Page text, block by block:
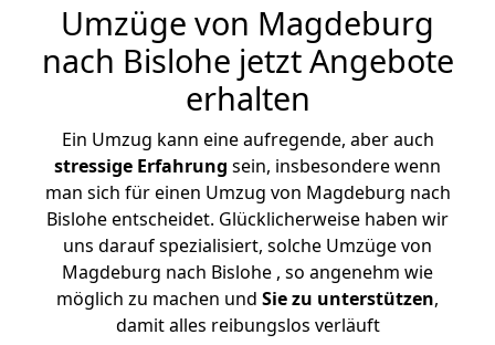
Umzüge von Magdeburg
nach Bislohe jetzt Angebote
erhalten
Ein Umzug kann eine aufregende, aber auch
stressige Erfahrung sein, insbesondere wenn
man sich für einen Umzug von Magdeburg nach
Bislohe entscheidet. Glücklicherweise haben wir
uns darauf spezialisiert, solche Umzüge von
Magdeburg nach Bislohe , so angenehm wie
möglich zu machen und Sie zu unterstützen,
damit alles reibungslos verläuft